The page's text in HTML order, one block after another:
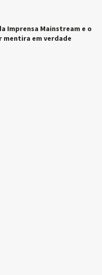
Imprensa Mainstream e o
em verdade